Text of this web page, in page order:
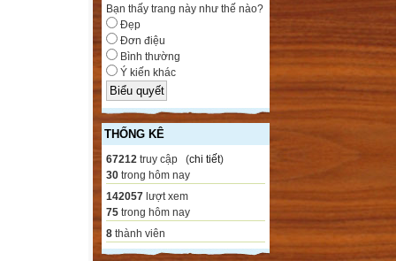
Bạn thấy trang này như thế nào?
Đẹp
Đơn điệu
Bình thường
Ý kiến khác
THỐNG KÊ
67212 truy cập (chi tiết)
30 trong hôm nay
142057 lượt xem
75 trong hôm nay
8 thành viên